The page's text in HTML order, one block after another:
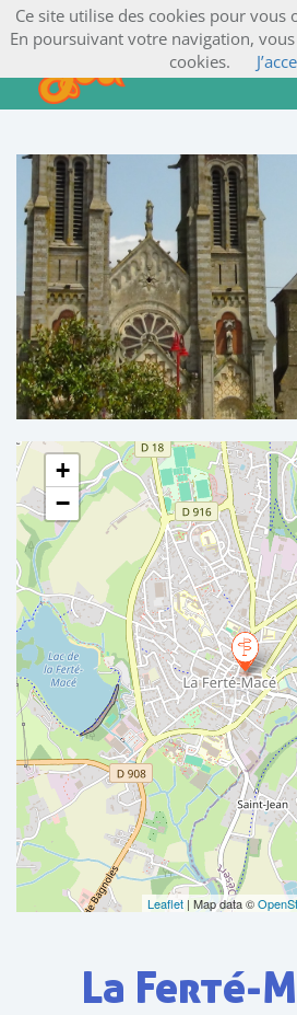
+
−
Leaflet | Map data ©
La Ferté-
Ce site utilise des cookies pour
En poursuivant votre navigation,
cookies.